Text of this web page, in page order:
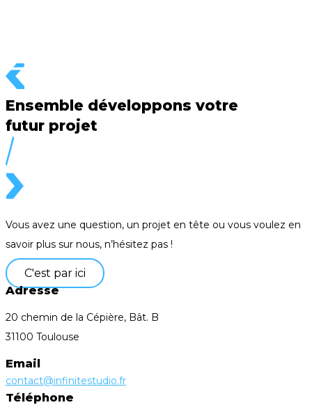
Ensemble développons votre
futur projet
Vous avez une question, un projet en tête ou vous voulez en
savoir plus sur nous, n’hésitez pas !
C'est par ici
Adresse
20 chemin de la Cépière, Bât. B
31100 Toulouse
Email
contact@infinitestudio.fr
Téléphone